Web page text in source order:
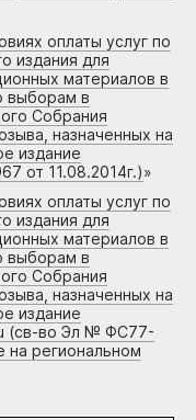
оплаты услуг по
издания для
материалов в
выборам в
Собрания
назначенных на
издание
от 11.08.2014г.)»
оплаты услуг по
издания для
материалов в
выборам в
Собрания
назначенных на
издание
(св-во Эл № ФС77-
на региональном